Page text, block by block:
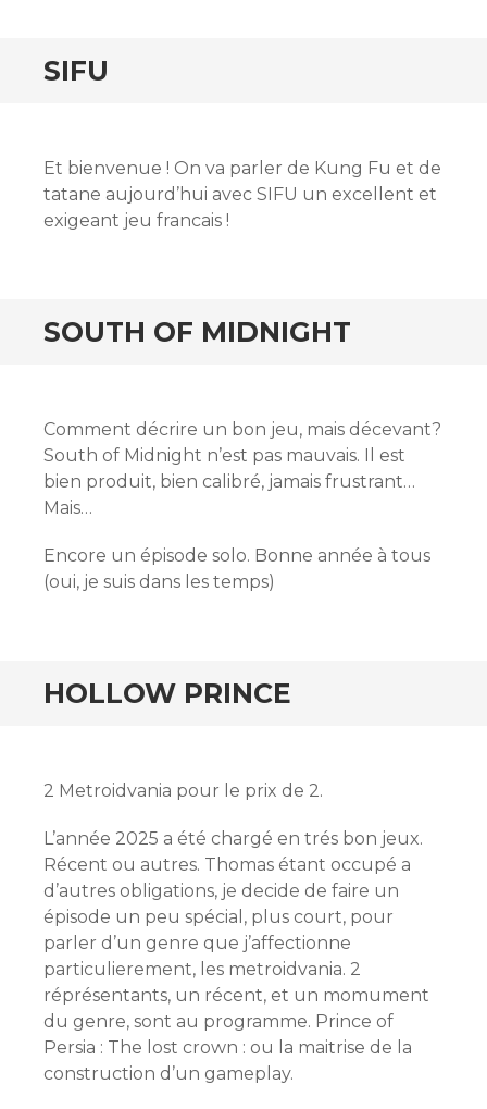
SIFU
Et bienvenue ! On va parler de Kung Fu et de
tatane aujourd’hui avec SIFU un excellent et
exigeant jeu francais !
SOUTH OF MIDNIGHT
Comment décrire un bon jeu, mais décevant?
South of Midnight n’est pas mauvais. Il est
bien produit, bien calibré, jamais frustrant…
Mais…
Encore un épisode solo. Bonne année à tous
(oui, je suis dans les temps)
HOLLOW PRINCE
2 Metroidvania pour le prix de 2.
L’année 2025 a été chargé en trés bon jeux.
Récent ou autres. Thomas étant occupé a
d’autres obligations, je decide de faire un
épisode un peu spécial, plus court, pour
parler d’un genre que j’affectionne
particulierement, les metroidvania. 2
réprésentants, un récent, et un momument
du genre, sont au programme. Prince of
Persia : The lost crown : ou la maitrise de la
construction d’un gameplay.